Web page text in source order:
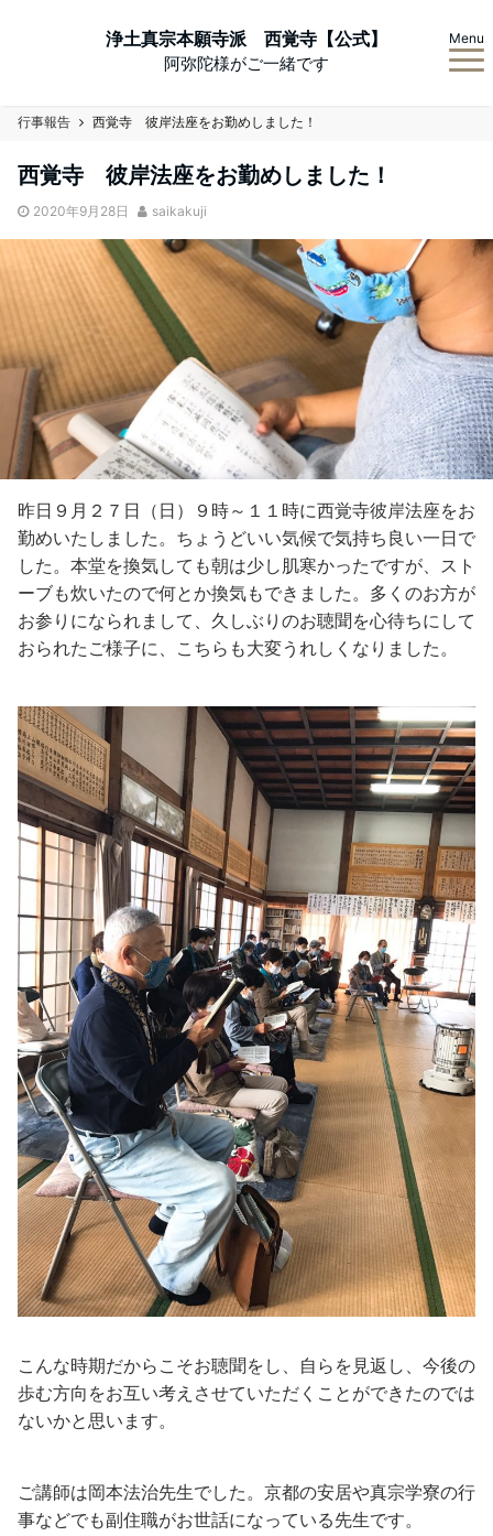
浄土真宗本願寺派 西覚寺【公式】
阿弥陀様がご一緒です
Menu
行事報告 西覚寺 彼岸法座をお勤めしました！
西覚寺 彼岸法座をお勤めしました！
2020年9月28日 saikakuji
昨日９月２７日（日）９時～１１時に西覚寺彼岸法座をお
勤めいたしました。ちょうどいい気候で気持ち良い一日で
した。本堂を換気しても朝は少し肌寒かったですが、スト
ーブも炊いたので何とか換気もできました。多くのお方が
お参りになられまして、久しぶりのお聴聞を心待ちにして
おられたご様子に、こちらも大変うれしくなりました。
こんな時期だからこそお聴聞をし、自らを見返し、今後の
歩む方向をお互い考えさせていただくことができたのでは
ないかと思います。
ご講師は岡本法治先生でした。京都の安居や真宗学寮の行
事などでも副住職がお世話になっている先生です。